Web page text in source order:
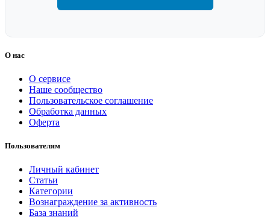
О нас
О сервисе
Наше сообщество
Пользовательское соглашение
Обработка данных
Оферта
Пользователям
Личный кабинет
Статьи
Категории
Вознаграждение за активность
База знаний